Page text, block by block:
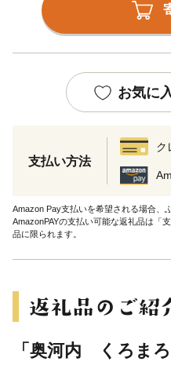
お気に
支払い方法
ク
Amazon Pay支払いを希望される場合、
AmazonPAYの支払い可能な返礼品は「
品に限られます。
「奥河内 くろま